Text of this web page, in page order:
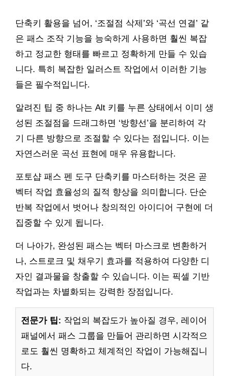
단축키 활용을 넘어, ‘조절점 삭제’와 ‘곡선 연결’ 같
은 패스 조작 기능을 능숙하게 사용하면 훨씬 복잡
하고 정교한 형태를 빠르고 정확하게 만들 수 있습
니다. 특히 복잡한 일러스트 작업에서 이러한 기능
들은 필수적입니다.
알려진 팁 중 하나는 Alt 키를 누른 상태에서 이미 생
성된 조절점을 드래그하면 ‘방향선’을 분리하여 각
기 다른 방향으로 조절할 수 있다는 점입니다. 이는
자연스러운 곡선 표현에 매우 유용합니다.
포토샵 패스 펜 도구 단축키를 마스터하는 것은 곧
벡터 작업 효율성의 질적 향상을 의미합니다. 단순
반복 작업에서 벗어나 창의적인 아이디어 구현에 더
집중할 수 있게 됩니다.
더 나아가, 완성된 패스는 벡터 마스크로 변환하거
나, 스트로크 및 채우기 효과를 적용하여 다양한 디
자인 결과물을 창출할 수 있습니다. 이는 픽셀 기반
작업과는 차별화되는 강력한 장점입니다.
전문가 팁: 작업의 복잡도가 높아질 경우, 레이어
패널에서 패스 그룹을 만들어 관리하면 시각적으
로도 훨씬 명확하고 체계적인 작업이 가능해집니
다.